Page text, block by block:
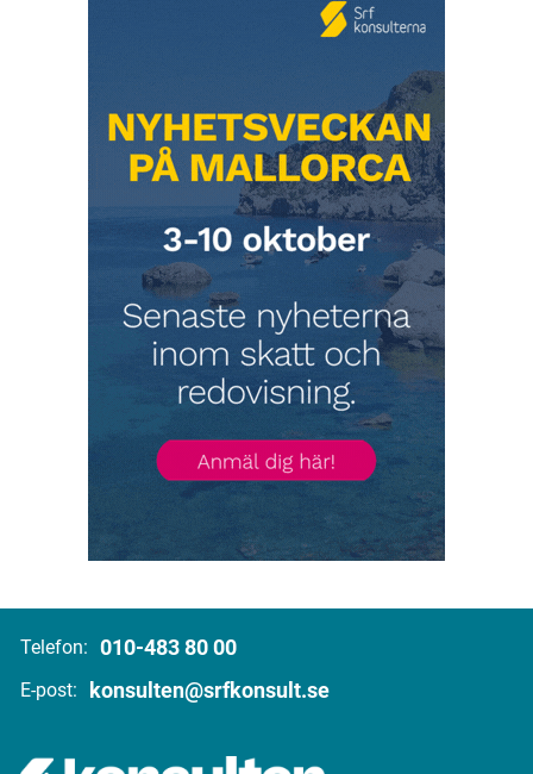
Telefon: 010-483 80 00
E-post: konsulten@srfkonsult.se